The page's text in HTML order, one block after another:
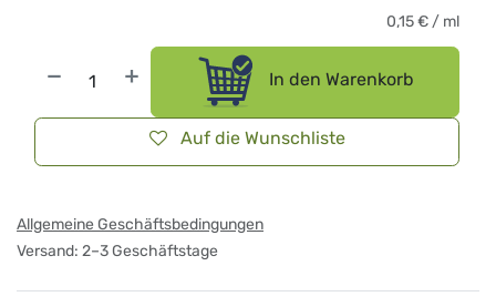
In den Warenkorb
Auf die Wunschliste
0,15€ / ml
Allgemeine Geschäftsbedingungen
Versand: 2–3 Geschäftstage